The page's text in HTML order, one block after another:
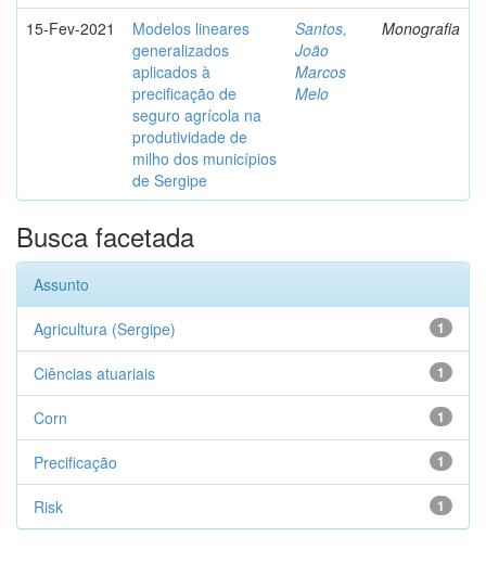
15-Fev-2021
Modelos lineares
generalizados
aplicados à
precificação de
seguro agrícola na
produtividade de
milho dos municípios
de Sergipe
Santos,
João
Marcos
Melo
Monografia
Busca facetada
Assunto
1
Agricultura (Sergipe)
1
Ciências atuariais
1
Corn
1
Precificação
1
Risk